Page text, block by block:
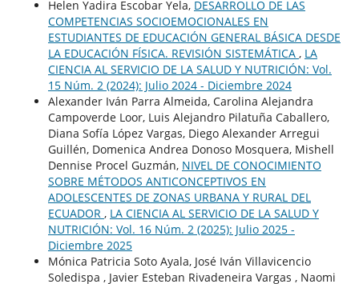
Helen Yadira Escobar Yela, DESARROLLO DE LAS
COMPETENCIAS SOCIOEMOCIONALES EN
ESTUDIANTES DE EDUCACIÓN GENERAL BÁSICA DESDE
LA EDUCACIÓN FÍSICA. REVISIÓN SISTEMÁTICA , LA
CIENCIA AL SERVICIO DE LA SALUD Y NUTRICIÓN: Vol.
15 Núm. 2 (2024): Julio 2024 - Diciembre 2024
Alexander Iván Parra Almeida, Carolina Alejandra
Campoverde Loor, Luis Alejandro Pilatuña Caballero,
Diana Sofía López Vargas, Diego Alexander Arregui
Guillén, Domenica Andrea Donoso Mosquera, Mishell
Dennise Procel Guzmán, NIVEL DE CONOCIMIENTO
SOBRE MÉTODOS ANTICONCEPTIVOS EN
ADOLESCENTES DE ZONAS URBANA Y RURAL DEL
ECUADOR , LA CIENCIA AL SERVICIO DE LA SALUD Y
NUTRICIÓN: Vol. 16 Núm. 2 (2025): Julio 2025 -
Diciembre 2025
Mónica Patricia Soto Ayala, José Iván Villavicencio
Soledispa , Javier Esteban Rivadeneira Vargas , Naomi